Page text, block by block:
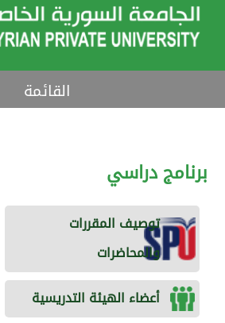
القائمة
برنامج دراسي
توصيف المقررات
والمحاضرات
أعضاء الهيئة التدريسية